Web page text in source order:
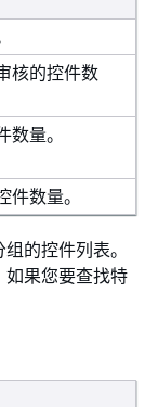
核的控件数
量。
数量。
的控件列表。
如果您要查找特